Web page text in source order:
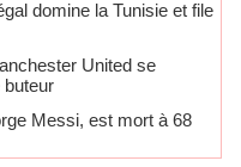
domine la Tunisie et file
United se
buteur
Messi, est mort à 68